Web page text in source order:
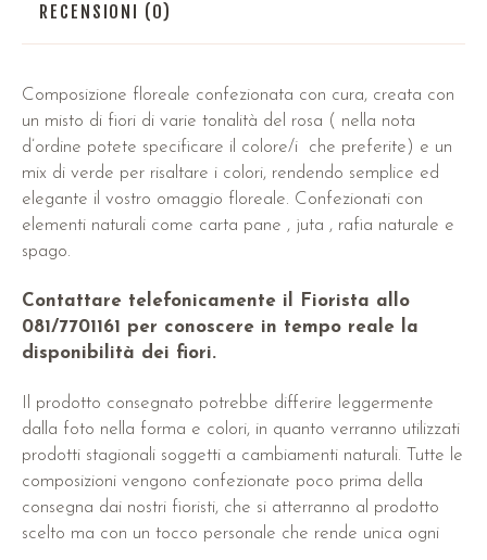
RECENSIONI (0)
Composizione floreale confezionata con cura, creata con
un misto di fiori di varie tonalità del rosa ( nella nota
d’ordine potete specificare il colore/i che preferite) e un
mix di verde per risaltare i colori, rendendo semplice ed
elegante il vostro omaggio floreale. Confezionati con
elementi naturali come carta pane , juta , rafia naturale e
spago.
Contattare telefonicamente il Fiorista allo
081/7701161 per conoscere in tempo reale la
disponibilità dei fiori.
Il prodotto consegnato potrebbe differire leggermente
dalla foto nella forma e colori, in quanto verranno utilizzati
prodotti stagionali soggetti a cambiamenti naturali. Tutte le
composizioni vengono confezionate poco prima della
consegna dai nostri fioristi, che si atterranno al prodotto
scelto ma con un tocco personale che rende unica ogni